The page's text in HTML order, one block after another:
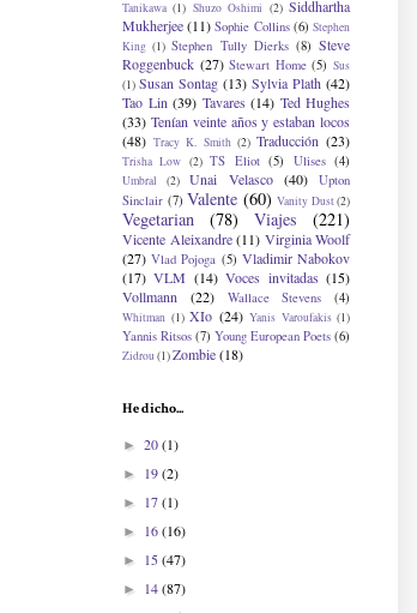
Tanikawa (1) Shuzo Oshimi (2) Siddhartha
Mukherjee (11) Sophie Collins (6) Stephen
King (1) Stephen Tully Dierks (8) Steve
Roggenbuck (27) Stewart Home (5) Sus
(1) Susan Sontag (13) Sylvia Plath (42)
Tao Lin (39) Tavares (14) Ted Hughes
(33) Tenían veinte años y estaban locos
(48) Tracy K. Smith (2) Traducción (23)
Trisha Low (2) TS Eliot (5) Ulises (4)
Umbral (2) Unai Velasco (40)
Upton
Sinclair (7) Valente (60) Vanity Dust(2)
Vegetarian (78) Viajes (221)
Vicente Aleixandre (11) Virginia Woolf
(27) Vlad Pojoga (5) Vladimir Nabokov
(17) VLM (14) Voces invitadas (15)
Vollmann
(22) Wallace Stevens (4)
Whitman (1) XIo (24) Yanis Varoufakis (1)
Yannis Ritsos (7) Young European Poets (6)
Zidrou(1)Zombie(18)
He dicho...
► 20(1)
► 19(2)
► 17(1)
► 16(16)
► 15(47)
► 14(87)